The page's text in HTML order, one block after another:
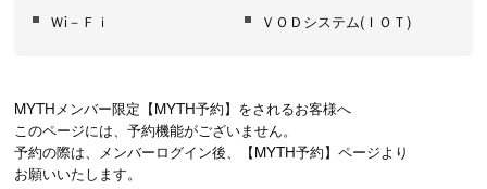
Ｗi－Ｆｉ
ＶＯＤシステム(ＩＯＴ)
MYTHメンバー限定【MYTH予約】をされるお客様へ
このページには、予約機能がございません。
予約の際は、メンバーログイン後、【MYTH予約】ページより
お願いいたします。